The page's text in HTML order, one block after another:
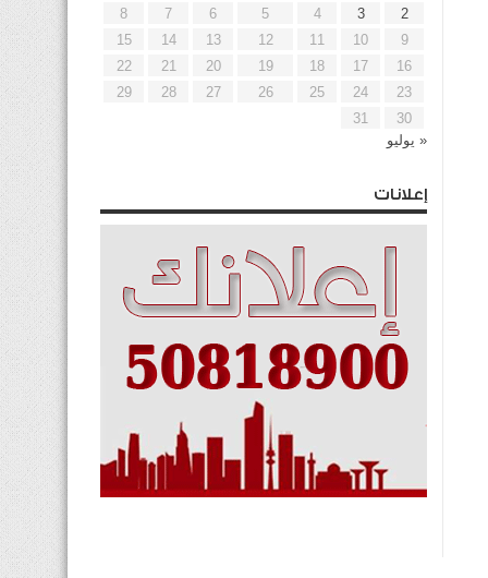
2
3
4
5
6
7
8
9
10
11
12
13
14
15
16
17
18
19
20
21
22
23
24
25
26
27
28
29
30
31
« يوليو
إعلانات